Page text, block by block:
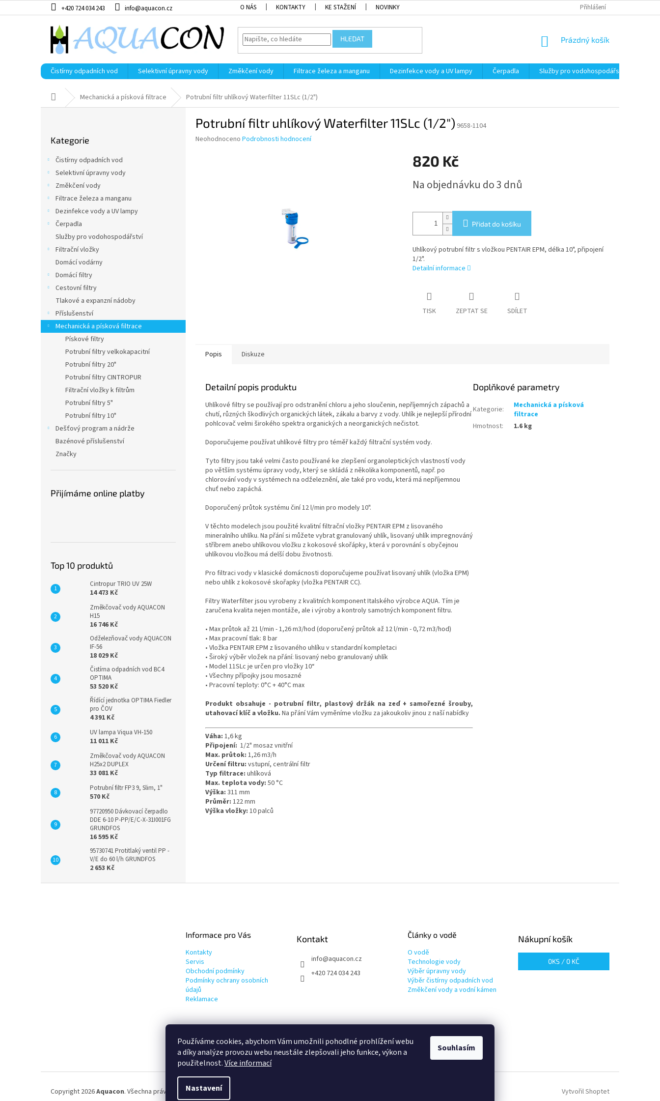
Používáme cookies, abychom Vám umožnili pohodlné prohlížení webu
a díky analýze provozu webu neustále zlepšovali jeho funkce, výkon a
použitelnost.Více informací
Nastavení
Souhlasím
na
+420 724 034 243 info@aquacon.cz O NÁS KONTAKTY KE STAŽENÍ NOVINKY Přihlášení
HLEDAT
NÁKUPNÍ
Prázdný košík
Čistírny odpadních vod Selektivní úpravny vody Změkčení vody Filtrace železa a manganu Dezinfekce vody a UV lampy Čerpadla Služby pro vodohospodářství
Domů Mechanická a písková filtrace Potrubní filtr uhlíkový Waterfilter 11SLc (1/2")
kategorie
Kategorie
Čistírny odpadních vod
Selektivní úpravny vody
Změkčení vody
Filtrace železa a manganu
Dezinfekce vody a UV lampy
Čerpadla
Služby pro vodohospodářství
Filtrační vložky
Domácí vodárny
Domácí filtry
Cestovní filtry
Tlakové a expanzní nádoby
Příslušenství
Mechanická a písková filtrace
Pískové filtry
Potrubní filtry velkokapacitní
Potrubní filtry 20"
Potrubní filtry CINTROPUR
Filtrační vložky k filtrům
Potrubní filtry 5"
Potrubní filtry 10"
Dešťový program a nádrže
Bazénové příslušenství
Značky
Přijímáme online platby
Top 10 produktů
Cintropur TRIO UV 25W
14 473 Kč
Změkčovač vody AQUACON
H15
16 746 Kč
Odželezňovač vody AQUACON
IF-56
18 029 Kč
Čistírna odpadních vod BC4
OPTIMA
53 520 Kč
Řídící jednotka OPTIMA Fiedler
pro ČOV
4 391 Kč
UV lampa Viqua VH-150
11 011 Kč
Změkčovač vody AQUACON
H25x2 DUPLEX
33 081 Kč
Potrubní filtr FP3 9, Slim, 1"
570 Kč
97720950 Dávkovací čerpadlo
DDE 6-10 P-PP/E/C-X-31I001FG
GRUNDFOS
16 595 Kč
95730741 Protitlaký ventil PP -
V/E do 60 l/h GRUNDFOS
2 653 Kč
Potrubní filtr uhlíkový Waterfilter 11SLc (1/2") 9658-1104
Průměrné
Neohodnoceno Podrobnosti hodnocení
820 Kč
cena:
Na objednávku do 3 dnů
Přidat do košíku
Uhlíkový potrubní filtr s vložkou PENTAIR EPM, délka 10", připojení
1/2".
Detailní informace
TISK ZEPTAT SE SDÍLET
Popis Diskuze
Detailní popis produktu
Uhlíkové filtry se používají pro odstranění chloru a jeho sloučenin, nepříjemných zápachů a
chutí, různých škodlivých organických látek, zákalu a barvy z vody. Uhlík je nejlepší přírodní
pohlcovač velmi širokého spektra organických a neorganických nečistot.
Doporučujeme používat uhlíkové filtry pro téměř každý filtrační systém vody.
Tyto filtry jsou také velmi často používané ke zlepšení organoleptických vlastností vody
po větším systému úpravy vody, který se skládá z několika komponentů, např. po
chlorování vody v systémech na odželeznění, ale také pro vodu, která má nepříjemnou
chuť nebo zapáchá.
Doporučený průtok systému činí 12 l/min pro modely 10".
V těchto modelech jsou použité kvalitní filtrační vložky PENTAIR EPM z lisovaného
mineralního uhlíku. Na přání si můžete vybrat granulovaný uhlík, lisovaný uhlík impregnováný
stříbrem anebo uhlíkovou vložku z kokosové skořápky, která v porovnání s obyčejnou
uhlíkovou vložkou má delší dobu životnosti.
Pro filtraci vody v klasické domácnosti doporučujeme používat lisovaný uhlík (vložka EPM)
nebo uhlík z kokosové skořapky (vložka PENTAIR CC).
Filtry Waterfilter jsou vyrobeny z kvalitních komponent Italského výrobce AQUA. Tím je
zaručena kvalita nejen montáže, ale i výroby a kontroly samotných komponent filtru.
• Max průtok až 21 l/min - 1,26 m3/hod (doporučený průtok až 12 l/min - 0,72 m3/hod)
• Max pracovní tlak: 8 bar
• Vložka PENTAIR EPM z lisovaného uhlíku v standardní kompletaci
• Široký výběr vložek na přání: lisovaný nebo granulovaný uhlík
• Model 11SLc je určen pro vložky 10“
• Všechny přípojky jsou mosazné
• Pracovní teploty: 0°C + 40°C max
Produkt obsahuje - potrubní filtr, plastový držák na zeď + samořezné šrouby,
utahovací klíč a vložku. Na přání Vám vyměníme vložku za jakoukoliv jinou z naší nabídky
Váha: 1,6 kg
Připojení: 1/2" mosaz vnitřní
Max. průtok: 1,26 m3/h
Určení filtru: vstupní, centrální filtr
Typ filtrace: uhlíková
Max. teplota vody: 50 °C
Výška: 311 mm
Průměr: 122 mm
Výška vložky: 10 palců
Doplňkové parametry
Kategorie:
Mechanická a písková
filtrace
Hmotnost: 1.6 kg
Informace pro Vás
Kontakty
Servis
Obchodní podmínky
Podmínky ochrany osobních
údajů
Reklamace
Kontakt
info@aquacon.cz
+420 724 034 243
Články o vodě
O vodě
Technologie vody
Výběr úpravny vody
Výběr čistírny odpadních vod
Změkčení vody a vodní kámen
Nákupní košík
0KS / 0 KČ
Vytvořil Shoptet
Copyright 2026Aquacon. Všechna práva vyhrazena.Upravit nastavení cookies